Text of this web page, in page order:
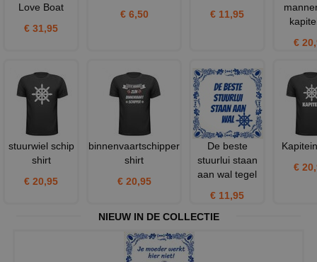
Love Boat
€ 31,95
€ 6,50
€ 11,95
€
stuurwiel schip
shirt
€ 20,95
binnenvaartschipper
shirt
€ 20,95
De beste
stuurlui staan
aan wal tegel
€ 11,95
€
NIEUW IN DE COLLECTIE